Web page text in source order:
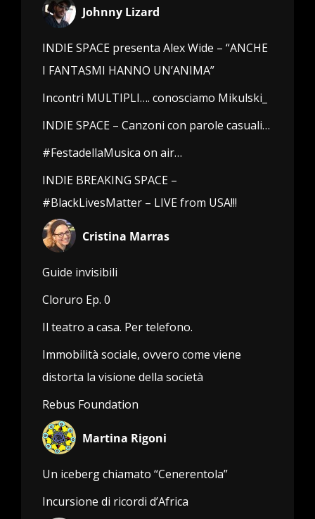
Johnny Lizard
INDIE SPACE presenta Alex Wide – “ANCHE
I FANTASMI HANNO UN’ANIMA”
Incontri MULTIPLI…. conosciamo Mikulski_
INDIE SPACE – Canzoni con parole casuali…
#FestadellaMusica on air…
INDIE BREAKING SPACE –
#BlackLivesMatter – LIVE from USA!!!
Cristina Marras
Guide invisibili
Cloruro Ep. 0
Il teatro a casa. Per telefono.
Immobilità sociale, ovvero come viene
distorta la visione della società
Rebus Foundation
Martina Rigoni
Un iceberg chiamato “Cenerentola”
Incursione di ricordi d’Africa